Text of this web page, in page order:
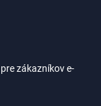
zákazníkov e-